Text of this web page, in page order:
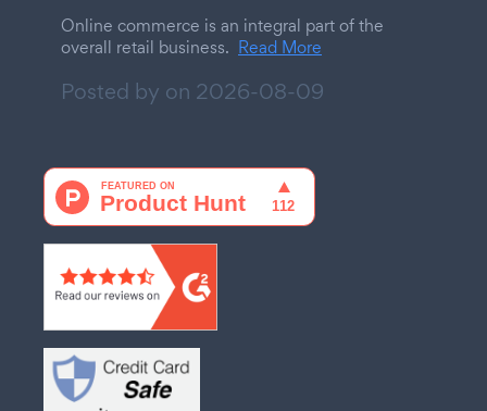
Online commerce is an integral part of the
overall retail business. Read More
Posted by on 2026-08-09